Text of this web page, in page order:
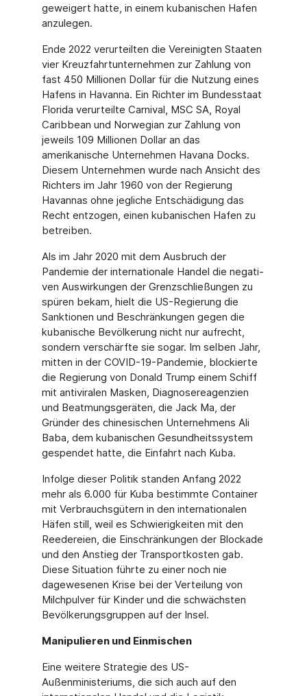
geweigert hatte, in einem kubanischen Hafen
anzulegen.
Ende 2022 verurteilten die Vereinigten Staaten
vier Kreuzfahrtunternehmen zur Zah­lung von
fast 450 Millionen Dollar für die Nutzung eines
Hafens in Havanna. Ein Richter im Bundesstaat
Florida verurteilte Carnival, MSC SA, Royal
Caribbean und Norwegian zur Zahlung von
jeweils 109 Millionen Dollar an das
amerikanische Unternehmen Havana Docks.
Diesem Unternehmen wurde nach Ansicht des
Richters im Jahr 1960 von der Regierung
Havannas ohne jegliche Entschädigung das
Recht entzogen, einen kubanischen Hafen zu
betreiben.
Als im Jahr 2020 mit dem Ausbruch der
Pandemie der internationale Handel die negati­
ven Auswirkungen der Grenzschließungen zu
spüren bekam, hielt die US-Regierung die
Sanktionen und Beschränkungen gegen die
kubanische Bevölkerung nicht nur aufrecht,
sondern verschärfte sie sogar. Im selben Jahr,
mitten in der COVID-19-Pandemie, blockierte
die Regierung von Donald Trump einem Schiff
mit antiviralen Masken, Dia­gnosereagenzien
und Beatmungsgeräten, die Jack Ma, der
Gründer des chinesischen Unternehmens Ali
Baba, dem kubanischen Gesundheitssystem
gespendet hatte, die Einfahrt nach Kuba.
Infolge dieser Politik standen Anfang 2022
mehr als 6.000 für Kuba bestimmte Contai­ner
mit Verbrauchsgütern in den internationalen
Häfen still, weil es Schwierigkeiten mit den
Reedereien, die Einschränkungen der Blockade
und den Anstieg der Transportkos­ten gab.
Diese Situation führte zu einer noch nie
dagewesenen Krise bei der Verteilung von
Milchpulver für Kinder und die schwächsten
Bevölkerungsgruppen auf der Insel.
Manipulieren und Einmischen
Eine weitere Strategie des US-
Außenministeriums, die sich auch auf den